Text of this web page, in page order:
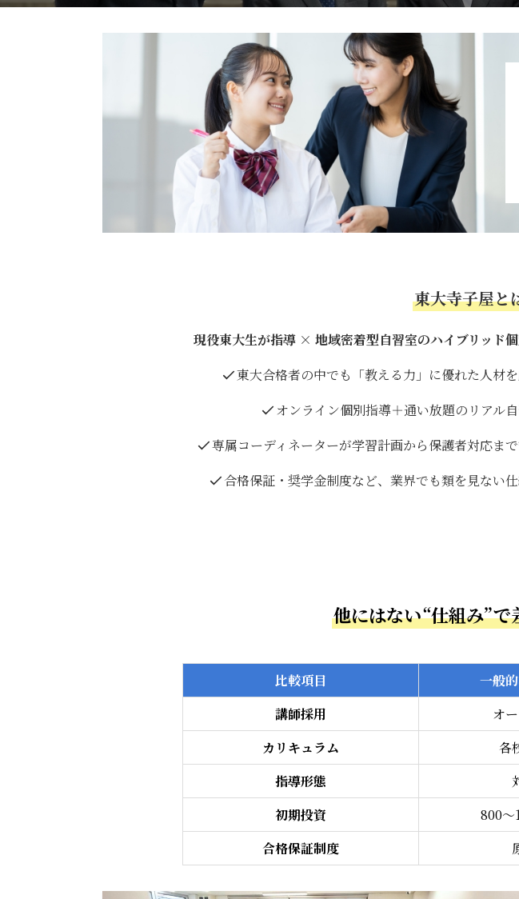
東大寺子屋と
現役東大生が指導 × 地域密着型自習室のハイブリッド
東大合格者の中でも「教える力」に優れた人材
オンライン個別指導＋通い放題のリアル
専属コーディネーターが学習計画から保護者対応ま
合格保証・奨学金制度など、業界でも類を見ない
他にはない“仕組み”
比較項目 一般
講師採用
オ
カリキュラム
各
指導形態
初期投資
800〜
合格保証制度